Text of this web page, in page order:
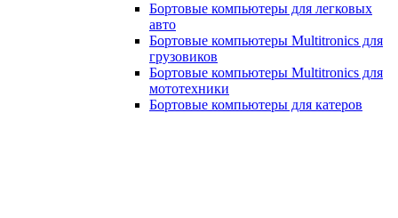
Бортовые компьютеры для легковых
авто
Бортовые компьютеры Multitronics для
грузовиков
Бортовые компьютеры Multitronics для
мототехники
Бортовые компьютеры для катеров